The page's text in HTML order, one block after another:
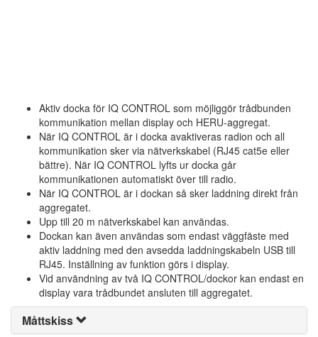
Aktiv docka för IQ CONTROL som möjliggör trådbunden
kommunikation mellan display och HERU-aggregat.
När IQ CONTROL är i docka avaktiveras radion och all
kommunikation sker via nätverkskabel (RJ45 cat5e eller
bättre). När IQ CONTROL lyfts ur docka går
kommunikationen automatiskt över till radio.
När IQ CONTROL är i dockan så sker laddning direkt från
aggregatet.
Upp till 20 m nätverkskabel kan användas.
Dockan kan även användas som endast väggfäste med
aktiv laddning med den avsedda laddningskabeln USB till
RJ45. Inställning av funktion görs i display.
Vid användning av två IQ CONTROL/dockor kan endast en
display vara trådbundet ansluten till aggregatet.
Måttskiss